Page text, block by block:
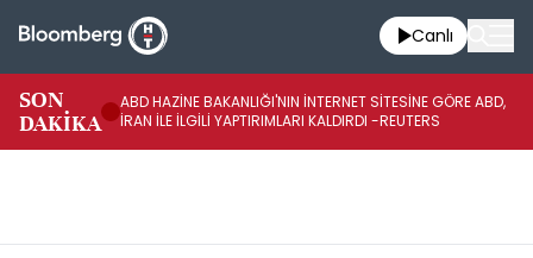
Canlı
SON
DAKİKA
ABD HAZİNE BAKANLIĞI'NIN İNTERNET SİTESİNE GÖRE ABD,
İRAN İLE İLGİLİ YAPTIRIMLARI KALDIRDI -REUTERS